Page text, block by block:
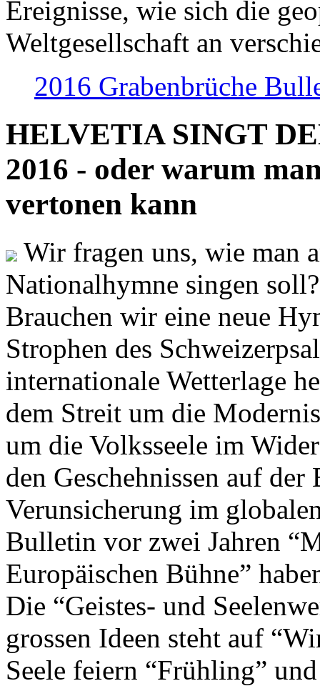
Ereignisse, wie sich die
Weltgesellschaft an
2016 Grabenbrüche
HELVETIA SINGT
2016 - oder warum
vertonen kann
Wir fragen uns, wie man
Nationalhymne singen
Brauchen wir eine neue
Strophen des
internationale Wetterlage
dem Streit um die
um die Volksseele im
den Geschehnissen auf
Verunsicherung im
Bulletin vor zwei Jahren
Europäischen Bühne”
Die “Geistes- und
grossen Ideen steht auf
Seele feiern “Frühling”